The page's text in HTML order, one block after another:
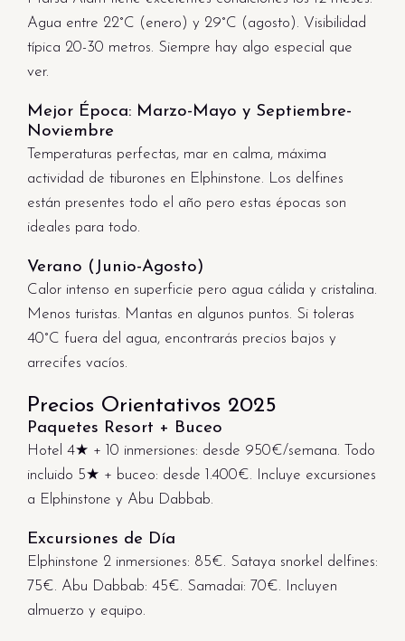
Agua entre 22°C (enero) y 29°C (agosto). Visibilidad
típica 20-30 metros. Siempre hay algo especial que
ver.
Mejor Época: Marzo-Mayo y Septiembre-
Noviembre
Temperaturas perfectas, mar en calma, máxima
actividad de tiburones en Elphinstone. Los delfines
están presentes todo el año pero estas épocas son
ideales para todo.
Verano (Junio-Agosto)
Calor intenso en superficie pero agua cálida y cristalina.
Menos turistas. Mantas en algunos puntos. Si toleras
40°C fuera del agua, encontrarás precios bajos y
arrecifes vacíos.
Precios Orientativos 2025
Paquetes Resort + Buceo
Hotel 4★ + 10 inmersiones: desde 950€/semana. Todo
incluido 5★ + buceo: desde 1.400€. Incluye excursiones
a Elphinstone y Abu Dabbab.
Excursiones de Día
Elphinstone 2 inmersiones: 85€. Sataya snorkel delfines:
75€. Abu Dabbab: 45€. Samadai: 70€. Incluyen
almuerzo y equipo.